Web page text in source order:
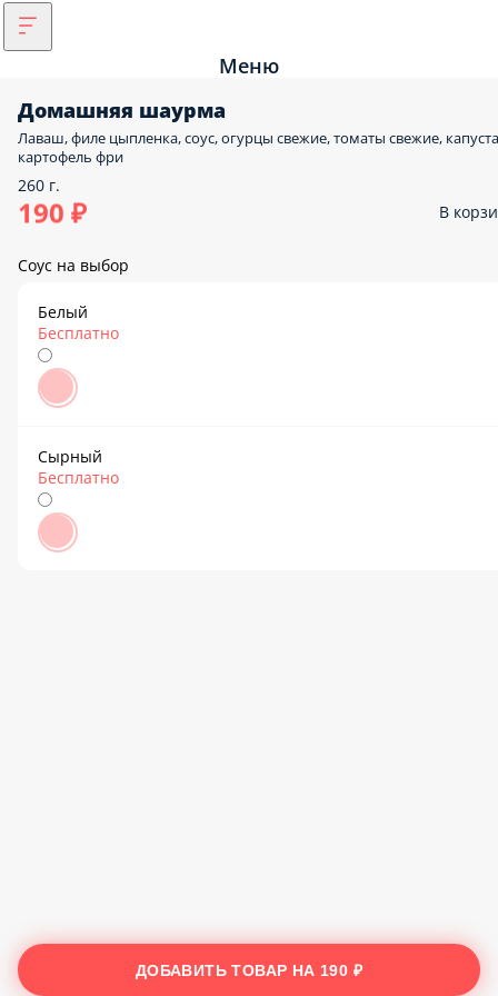
Меню
Домашняя шаурма
Лаваш, филе цыпленка, соус, огурцы свежие, томаты свежие,
картофель фри
260 г.
190 ₽ В
Соус на выбор
Белый
Бесплатно
Сырный
Бесплатно
ДОБАВИТЬ ТОВАР НА 190 ₽